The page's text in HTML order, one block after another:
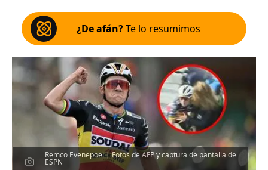
¿De afán?Te lo resumimos
Remco Evenepoel | Fotos de AFP y captura de pantalla de
ESPN